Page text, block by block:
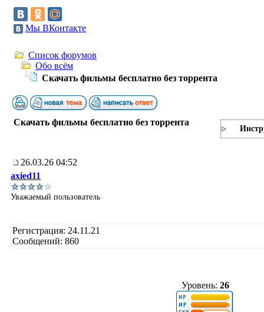
Мы ВКонтакте
Список форумов
Обо всём
Скачать фильмы бесплатно без торрента
Скачать фильмы бесплатно без торрента
26.03.26 04:52
axied11
Уважаемый пользователь
Регистрация: 24.11.21
Сообщений: 860
Уровень: 26